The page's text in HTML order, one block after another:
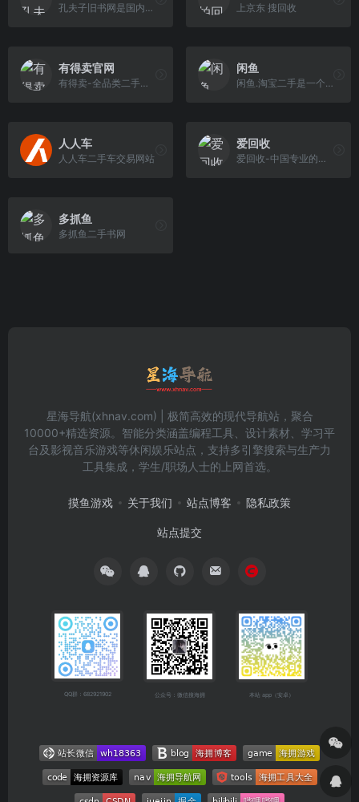
孔夫子旧书网是国内专业的古旧书交易平台，汇集全国各地13000家网上书店，50000家书摊，展示多达9000万种书籍；大量极具收藏价值的古旧珍本（明清、民国古籍 善本，珍品期刊，名人墨迹，民国珍本，绝版书等）在孔网展示与交易，吸引了大量的学者、研究人员和藏书人长时间在线关注并参与。找图书网站、在网上买书、开网上书店卖书，首选孔夫子旧书网。 上京东 搜回收
有得卖官网
有得卖-全品类二手数码专业回收服务平台。标准化的分类和专业评级，提供精准合理的报价；专业的质检技术，鉴定质量与效率齐行，为您推送专属质检报告；全程顺丰包邮，有得卖保障您的旧机快速、高价、安全变现！
闲鱼
闲鱼.淘宝二手是一个社区化的二手闲置交易市场，不仅支持各种同城及线上的担保交易，更安全，同时还有最专业的放心购二手商家，让你轻松在这买卖二手闲置。
人人车
人人车二手车交易网站
爱回收
爱回收-中国专业的电子产品回收平台，为您提供手机回收、笔记本回收、微单、单反数码相机回收、镜头回收、psp游戏机等二手数码产品回收业务，权威机构检测， 高价上门回收-爱回收官网！
多抓鱼
多抓鱼二手书网
星海导航(xhnav.com) | 极简高效的现代导航站，聚合
10000+精选资源。智能分类涵盖编程工具、设计素材、学习平
台及影视音乐游戏等休闲娱乐站点，支持多引擎搜索与生产力
工具集成，学生/职场人士的上网首选。
摸鱼游戏 关于我们 站点博客 隐私政策
站点提交
QQ群：682921902 公众号：微信搜海拥 本站 app（安卓）